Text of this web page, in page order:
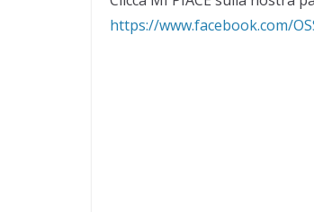
https://www.facebook.com/